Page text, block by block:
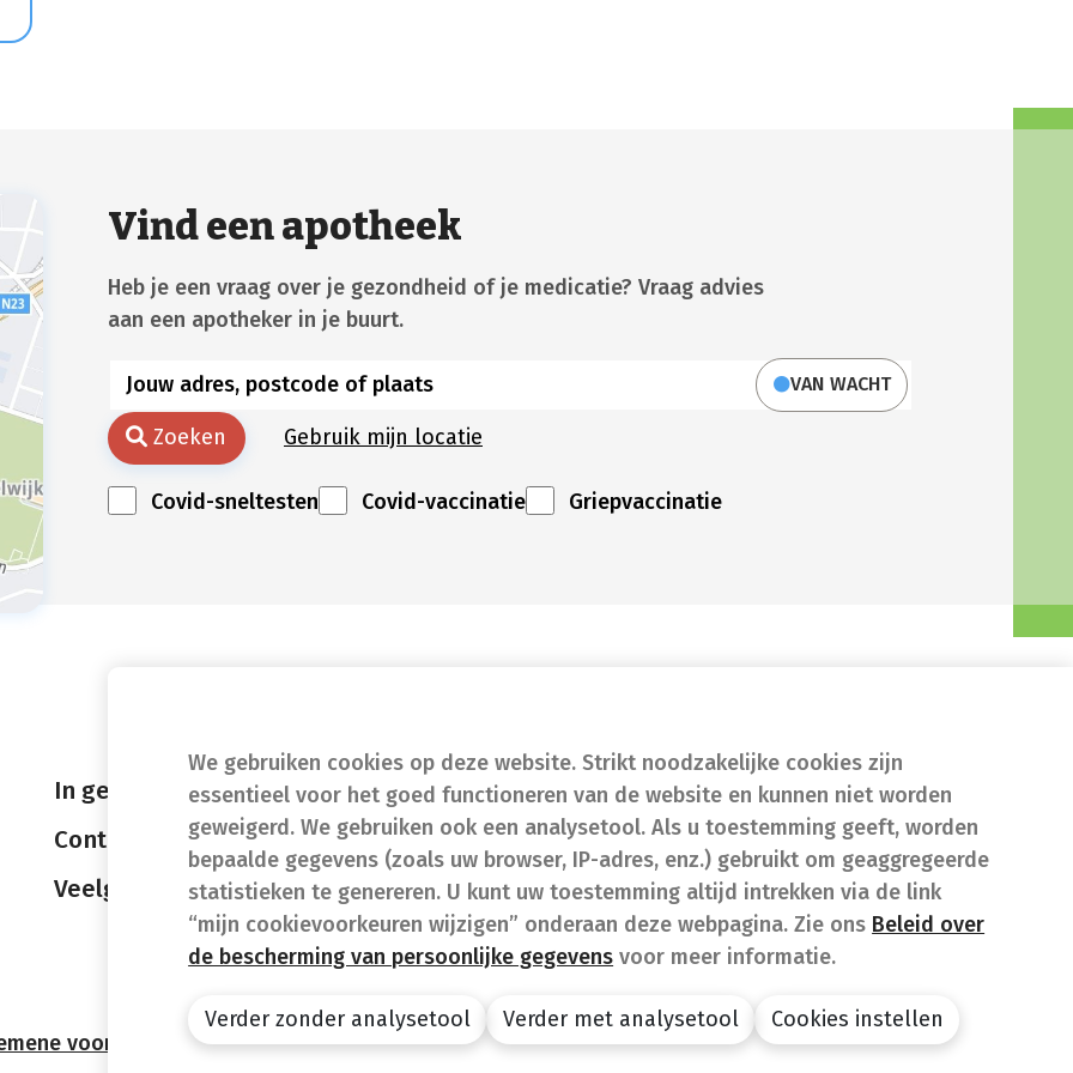
We gebruiken cookies op deze website. Strikt noodzakelijke cookies zijn
essentieel voor het goed functioneren van de website en kunnen niet worden
geweigerd. We gebruiken ook een analysetool. Als u toestemming geeft, worden
bepaalde gegevens (zoals uw browser, IP-adres, enz.) gebruikt om geaggregeerde
statistieken te genereren. U kunt uw toestemming altijd intrekken via de link
“mijn cookievoorkeuren wijzigen” onderaan deze webpagina. Zie ons Beleid over
de bescherming van persoonlijke gegevens voor meer informatie.
Verder zonder analysetool Verder met analysetool Cookies instellen
Vind een apotheek
Heb je een vraag over je gezondheid of je medicatie? Vraag advies
aan een apotheker in je buurt.
VAN WACHT
Zoeken Gebruik mijn locatie
Covid-sneltesten Covid-vaccinatie Griepvaccinatie
In geval van nood
Contact
Veelgestelde vragen (FAQ)
voorwaarden design by